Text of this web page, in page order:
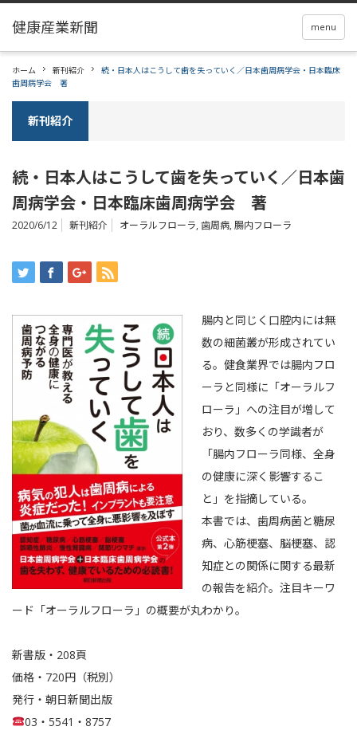
menu
ホーム 新刊紹介
続・日本人はこうして歯を失っていく／日本歯周病学会・日本臨床
歯周病学会 著
新刊紹介
続・日本人はこうして歯を失っていく／日本歯
周病学会・日本臨床歯周病学会 著
2020/6/12 新刊紹介 オーラルフローラ, 歯周病, 腸内フローラ
腸内と同じく口腔内には無
数の細菌叢が形成されてい
る。健食業界では腸内フロ
ーラと同様に「オーラルフ
ローラ」への注目が増して
おり、数多くの学識者が
「腸内フローラ同様、全身
の健康に深く影響するこ
と」を指摘している。
本書では、歯周病菌と糖尿
病、心筋梗塞、脳梗塞、認
知症との関係に関する最新
の報告を紹介。注目キーワ
ード「オーラルフローラ」の概要が丸わかり。
新書版・208頁
価格・720円（税別）
発行・朝日新聞出版
03・5541・8757